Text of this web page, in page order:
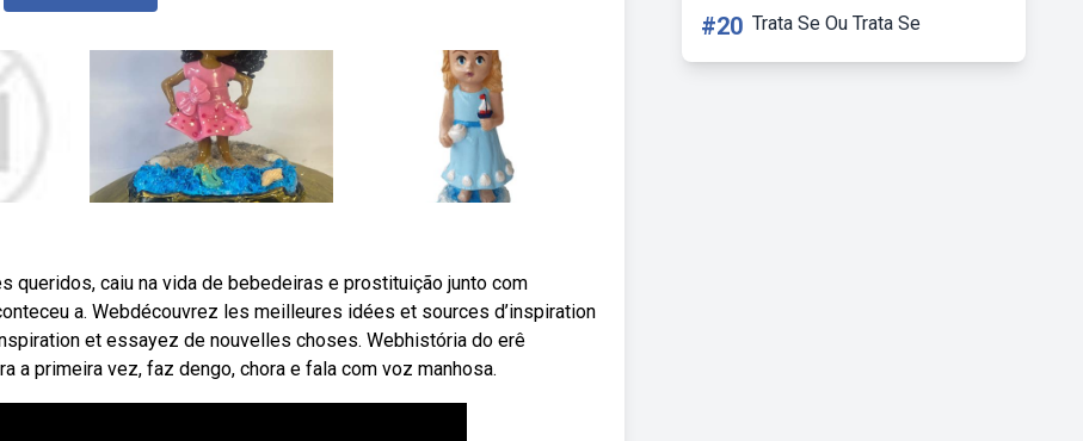
queridos, caiu na vida de bebedeiras e prostituição junto com
a. Webdécouvrez les meilleures idées et sources d’inspiration
et essayez de nouvelles choses. Webhistória do erê
a primeira vez, faz dengo, chora e fala com voz manhosa.
#20 Trata Se Ou Trata Se